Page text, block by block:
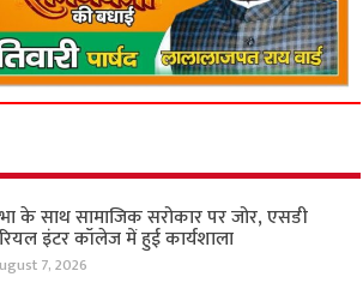
के साथ सामाजिक सरोकार पर जोर, एसडी
इंटर कॉलेज में हुई कार्यशाला
7, 2026